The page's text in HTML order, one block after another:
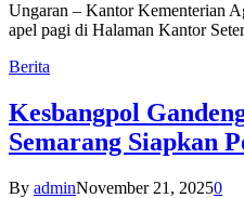
Ungaran – Kantor Kementerian
apel pagi di Halaman Kantor
Berita
Kesbangpol
Semarang Siapkan
By adminNovember 21, 20250